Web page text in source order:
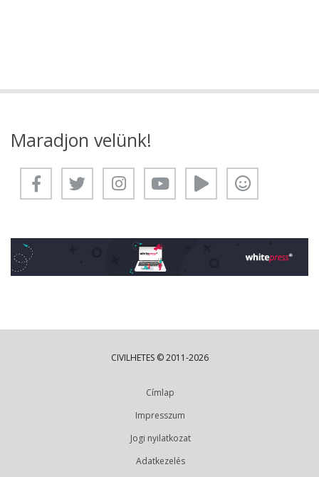
Maradjon velünk!
CIVILHETES © 2011-2026
Címlap
Impresszum
Jogi nyilatkozat
Adatkezelés